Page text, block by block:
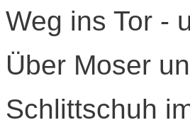
Weg ins Tor -
Über Moser
Schlittschuh